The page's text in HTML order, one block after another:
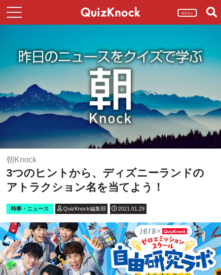
ログイン
朝Knock
3つのヒントから、ディズニーランドの
アトラクション名を当てよう！
時事・ニュース QuizKnock編集部 2021.01.29